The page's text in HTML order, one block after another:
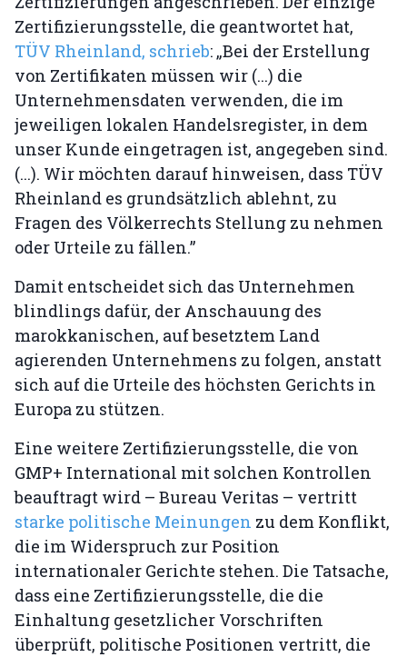
Zertifizierungsstelle, die geantwortet hat,
TÜV Rheinland, schrieb: „Bei der Erstellung
von Zertifikaten müssen wir (...) die
Unternehmensdaten verwenden, die im
jeweiligen lokalen Handelsregister, in dem
unser Kunde eingetragen ist, angegeben sind.
(...). Wir möchten darauf hinweisen, dass TÜV
Rheinland es grundsätzlich ablehnt, zu
Fragen des Völkerrechts Stellung zu nehmen
oder Urteile zu fällen.”
Damit entscheidet sich das Unternehmen
blindlings dafür, der Anschauung des
marokkanischen, auf besetztem Land
agierenden Unternehmens zu folgen, anstatt
sich auf die Urteile des höchsten Gerichts in
Europa zu stützen.
Eine weitere Zertifizierungsstelle, die von
GMP+ International mit solchen Kontrollen
beauftragt wird – Bureau Veritas – vertritt
starke politische Meinungen zu dem Konflikt,
die im Widerspruch zur Position
internationaler Gerichte stehen. Die Tatsache,
dass eine Zertifizierungsstelle, die die
Einhaltung gesetzlicher Vorschriften
überprüft, politische Positionen vertritt, die